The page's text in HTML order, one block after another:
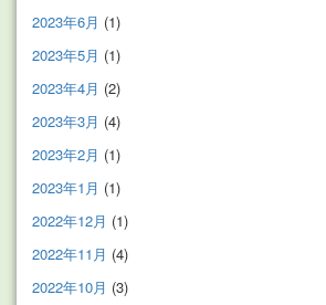
2023年6月 (1)
2023年5月 (1)
2023年4月 (2)
2023年3月 (4)
2023年2月 (1)
2023年1月 (1)
2022年12月 (1)
2022年11月 (4)
2022年10月 (3)